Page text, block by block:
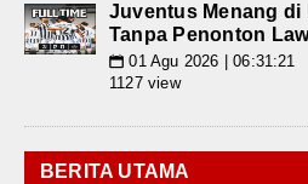
Juventus Menang di
Tanpa Penonton
📅 01 Agu 2026 | 06:31:21
1127 view
BERITA UTAMA